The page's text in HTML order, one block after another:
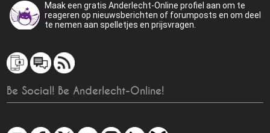
Maak een gratis Anderlecht-Online profiel aan om te
reageren op nieuwsberichten of forumposts en om deel
te nemen aan spelletjes en prijsvragen.
Be Social! Be Anderlecht-Online!